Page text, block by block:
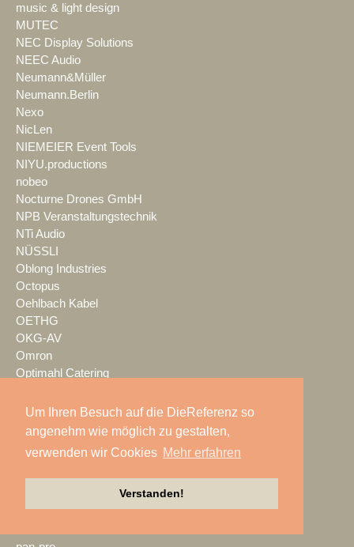
Um Ihren Besuch auf die DieReferenz so
angenehm wie möglich zu gestalten,
verwenden wir Cookies Mehr erfahren
Verstanden!
music & light design
MUTEC
NEC Display Solutions
NEEC Audio
Neumann&Müller
Neumann.Berlin
Nexo
NicLen
NIEMEIER Event Tools
NIYU.productions
nobeo
Nocturne Drones GmbH
NPB Veranstaltungstechnik
NTi Audio
NÜSSLI
Oblong Industries
Octopus
Oehlbach Kabel
OETHG
OKG-AV
Omron
Optimahl Catering
ORANGE PRODUCTION DG
P2 Veranstaltungstechnik
PA-Line
PAM/events